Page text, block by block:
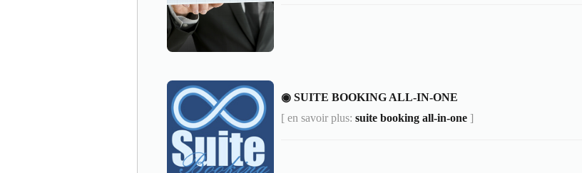
◉ SUITE BOOKING ALL-IN-ONE
[ en savoir plus: suite booking all-in-one ]